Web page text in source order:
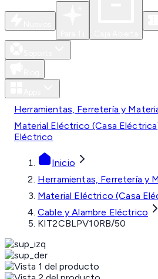
Herramientas, Ferretería y
Material Eléctrico (Casa
Eléctrico
Inicio
Herramientas, Ferretería y
Material Eléctrico (Casa
Cable y Alambre Eléctrico
KIT2CBLPV10RB/50